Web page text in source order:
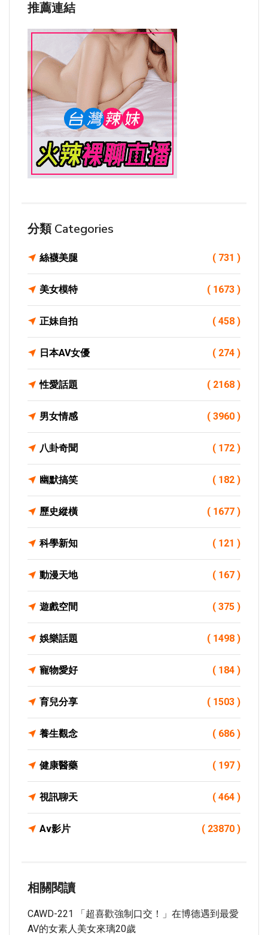
推薦連結
分類 Categories
絲襪美腿 ( 731 )
美女模特 ( 1673 )
正妹自拍 ( 458 )
日本AV女優 ( 274 )
性愛話題 ( 2168 )
男女情感 ( 3960 )
八卦奇聞 ( 172 )
幽默搞笑 ( 182 )
歷史縱橫 ( 1677 )
科學新知 ( 121 )
動漫天地 ( 167 )
遊戲空間 ( 375 )
娛樂話題 ( 1498 )
寵物愛好 ( 184 )
育兒分享 ( 1503 )
養生觀念 ( 686 )
健康醫藥 ( 197 )
視訊聊天 ( 464 )
Av影片 ( 23870 )
相關閱讀
CAWD-221 「超喜歡強制口交！」在博德遇到最愛
AV的女素人美女來璃20歲